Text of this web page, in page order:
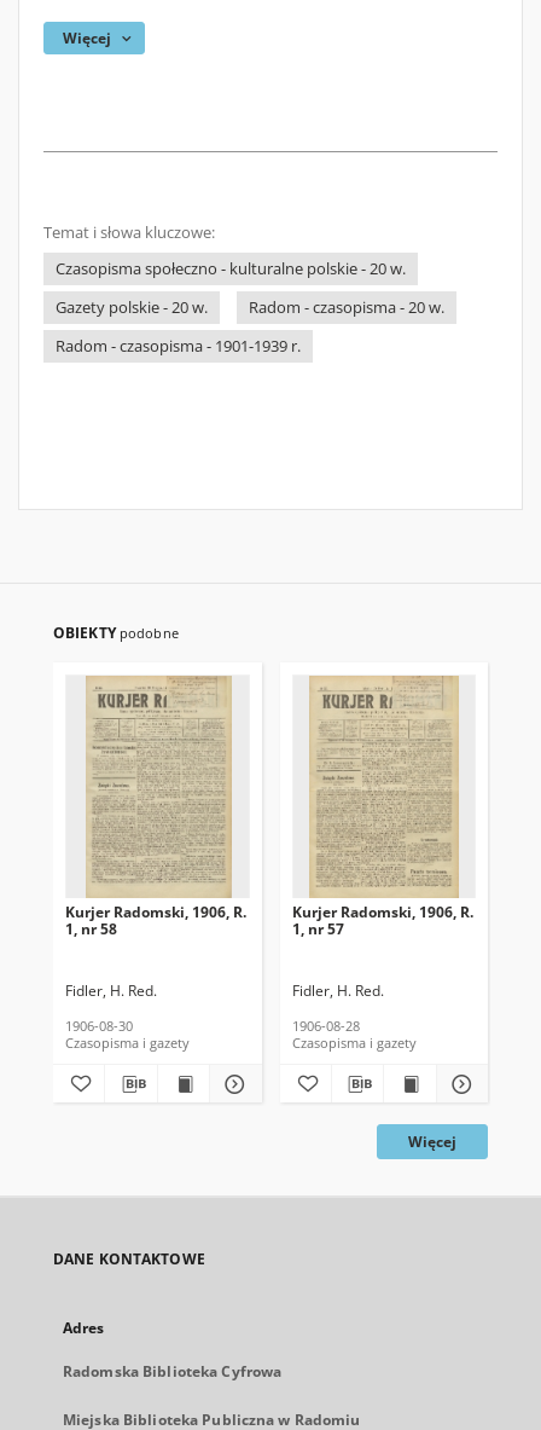
Więcej
Temat i słowa kluczowe:
Czasopisma społeczno - kulturalne polskie - 20 w.
Gazety polskie - 20 w.
Radom - czasopisma - 20 w.
Radom - czasopisma - 1901-1939 r.
OBIEKTY podobne
Kurjer Radomski, 1906, R.
1, nr 58
Fidler, H. Red.
1906-08-30
Czasopisma i gazety
Kurjer Radomski, 1906, R.
1, nr 57
Fidler, H. Red.
1906-08-28
Czasopisma i gazety
Więcej
DANE KONTAKTOWE
Adres
Radomska Biblioteka Cyfrowa
Miejska Biblioteka Publiczna w Radomiu